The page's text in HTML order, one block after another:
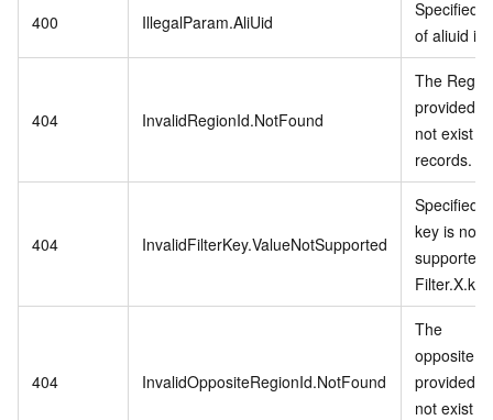
400 IllegalParam.AliUid
Specified
of aliuid
404 InvalidRegionId.NotFound
The
provided
not exist
records.
404 InvalidFilterKey.ValueNotSupported
Specified
key is not
supported:
Filter.X.key
404 InvalidOppositeRegionId.NotFound
The
provided
not exist